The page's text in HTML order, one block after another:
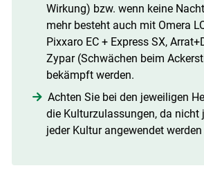
Wirkung) bzw. wenn keine
mehr besteht auch mit Omera
Pixxaro EC + Express SX,
Zypar (Schwächen beim
bekämpft werden.
Achten Sie bei den jeweiligen
die Kulturzulassungen, da nicht
jeder Kultur angewendet